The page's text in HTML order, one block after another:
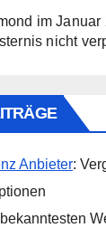
im
nicht
Anbieter: